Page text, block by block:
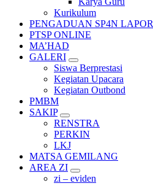
Kurikulum
PENGADUAN SP4N LAPOR
PTSP ONLINE
MA’HAD
GALERI
Siswa Berprestasi
Kegiatan Upacara
Kegiatan Outbond
PMBM
SAKIP
RENSTRA
PERKIN
LKJ
MATSA GEMILANG
AREA ZI
zi – eviden